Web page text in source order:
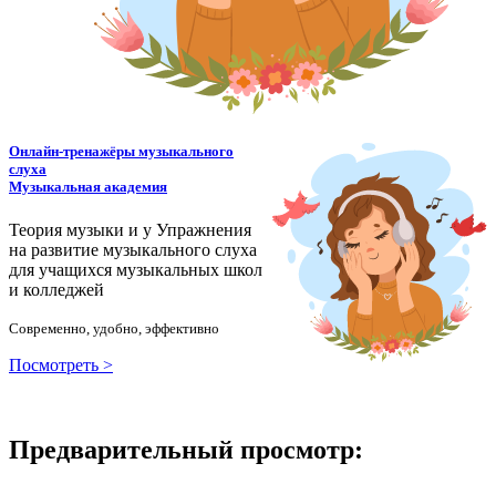
Онлайн-тренажёры музыкального
слуха
Музыкальная академия
Теория музыки и у Упражнения
на развитие музыкального слуха
для учащихся музыкальных школ
и колледжей
Современно, удобно, эффективно
Посмотреть >
Предварительный просмотр: